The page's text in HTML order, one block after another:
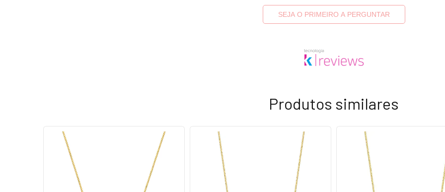
SEJA O PRIMEIRO A PERGUNTAR
Produtos similares